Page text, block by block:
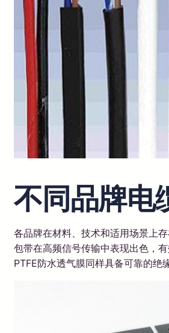
不同品牌电
各品牌在材料、技术和适用场景上
包带在高频信号传输中表现出色，
PTFE防水透气膜同样具备可靠的绝